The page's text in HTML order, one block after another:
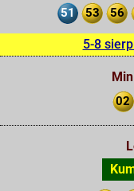
51
53 56
5-8
02